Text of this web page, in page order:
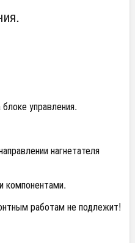
управления.
нагнетателя
компонентами.
работам не подлежит!